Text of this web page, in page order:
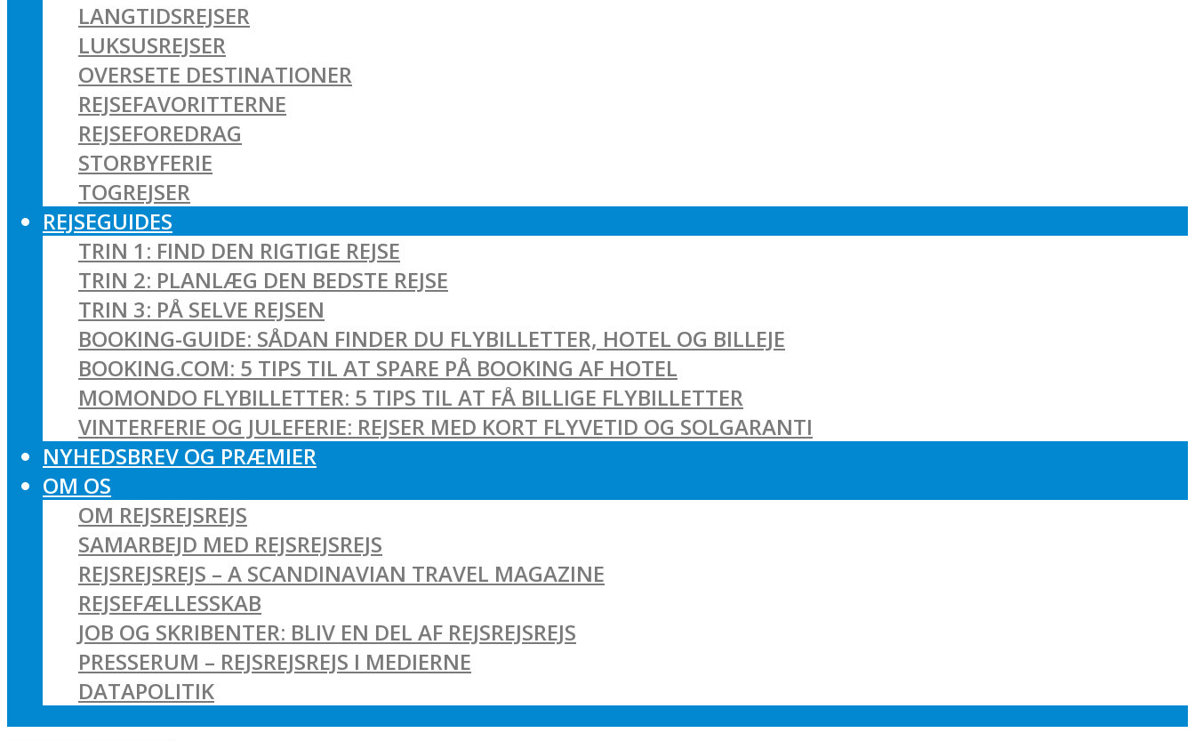
LANGTIDSREJSER
LUKSUSREJSER
OVERSETE DESTINATIONER
REJSEFAVORITTERNE
REJSEFOREDRAG
STORBYFERIE
TOGREJSER
REJSEGUIDES
TRIN 1: FIND DEN RIGTIGE REJSE
TRIN 2: PLANLÆG DEN BEDSTE REJSE
TRIN 3: PÅ SELVE REJSEN
BOOKING-GUIDE: SÅDAN FINDER DU FLYBILLETTER, HOTEL OG BILLEJE
BOOKING.COM: 5 TIPS TIL AT SPARE PÅ BOOKING AF HOTEL
MOMONDO FLYBILLETTER: 5 TIPS TIL AT FÅ BILLIGE FLYBILLETTER
VINTERFERIE OG JULEFERIE: REJSER MED KORT FLYVETID OG SOLGARANTI
NYHEDSBREV OG PRÆMIER
OM OS
OM REJSREJSREJS
SAMARBEJD MED REJSREJSREJS
REJSREJSREJS – A SCANDINAVIAN TRAVEL MAGAZINE
REJSEFÆLLESSKAB
JOB OG SKRIBENTER: BLIV EN DEL AF REJSREJSREJS
PRESSERUM – REJSREJSREJS I MEDIERNE
DATAPOLITIK